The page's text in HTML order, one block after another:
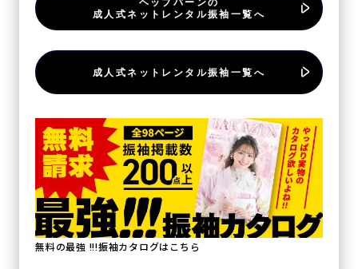
成人式ネットレンタル振袖一覧へ
成人式ネットレンタル振袖一覧へ
無料の最強 !!!振袖カタログはこちら